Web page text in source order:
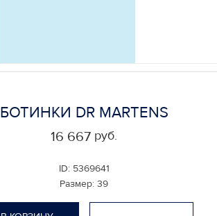
БОТИНКИ DR MARTENS
ID: 5369641
Размер: 39
16 667 руб.